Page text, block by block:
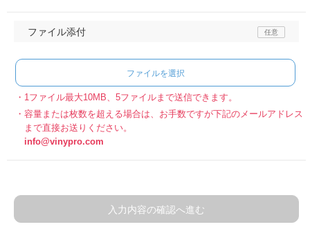
ファイル添付
ファイルを選択
1ファイル最大10MB、5ファイルまで送信できます。
容量または枚数を超える場合は、お手数ですが下記のメールアドレス
まで直接お送りください。
info@vinypro.com
入力内容の確認へ進む